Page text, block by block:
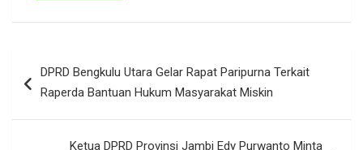
posDPRD Bengkulu Utara Gelar Rapat Paripurna Terkait
Raperda Bantuan Hukum Masyarakat Miskin
Ketua DPRD Provinsi Jambi Edy Purwanto Minta